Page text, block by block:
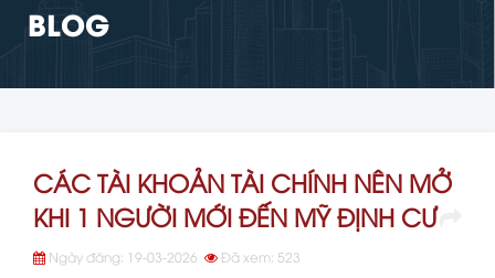
BLOG
CÁC TÀI KHOẢN TÀI CHÍNH NÊN MỞ
KHI 1 NGƯỜI MỚI ĐẾN MỸ ĐỊNH CƯ
Ngày đăng: 19-03-2026 Đã xem: 523